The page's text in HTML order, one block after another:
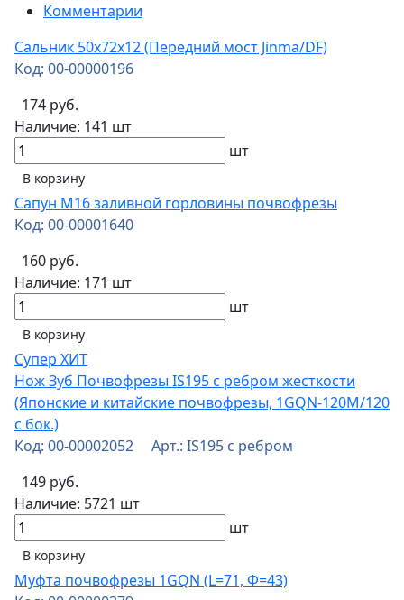
Комментарии
Сальник 50х72х12 (Передний мост Jinma/DF)
Код: 00-00000196
174 руб.
Наличие: 141 шт
шт
В корзину
Сапун М16 заливной горловины почвофрезы
Код: 00-00001640
160 руб.
Наличие: 171 шт
шт
В корзину
Супер ХИТ
Нож Зуб Почвофрезы IS195 c ребром жесткости
(Японские и китайские почвофрезы, 1GQN-120М/120
с бок.)
Код: 00-00002052 Арт.: IS195 с ребром
149 руб.
Наличие: 5721 шт
шт
В корзину
Муфта почвофрезы 1GQN (L=71, Ф=43)